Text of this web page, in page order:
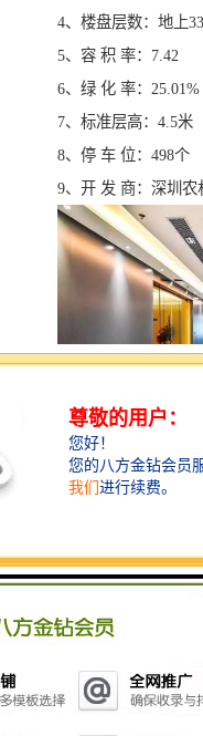
4、楼盘层数：地上
5、容 积 率：7.42
6、绿 化 率：25.01%
7、标准层高：4.5米
8、停 车 位：498个
9、开 发 商：深圳农
米的，总建筑面积约
*绿轴东侧规划建成
公及配套公寓为一体
方米，总建筑面积
级的市政配套设施，